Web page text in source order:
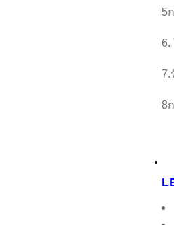
5
6.
7.
8